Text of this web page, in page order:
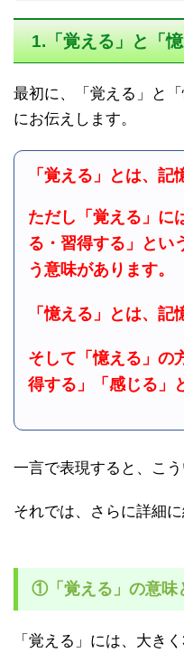
1.「覚える」と「
最初に、「覚える」と
にお伝えします。
「覚える」とは、記
ただし「覚える」に
る・習得する」とい
う意味があります。
「憶える」とは、記
そして「憶える」の
得する」「感じる」
一言で表現すると、こう
それでは、さらに詳細
①「覚える」の意味
「覚える」には、大き